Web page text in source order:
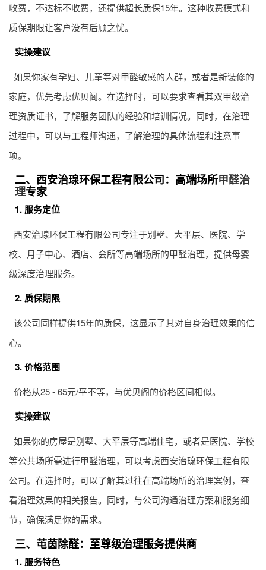
收费，不达标不收费，还提供超长质保15年。这种收费模式和
质保期限让客户没有后顾之忧。
实操建议
如果你家有孕妇、儿童等对甲醛敏感的人群，或者是新装修的
家庭，优先考虑优贝阁。在选择时，可以要求查看其双甲级治
理资质证书，了解服务团队的经验和培训情况。同时，在治理
过程中，可以与工程师沟通，了解治理的具体流程和注意事
项。
二、西安治瑔环保工程有限公司：高端场所甲醛治
理专家
1. 服务定位
西安治瑔环保工程有限公司专注于别墅、大平层、医院、学
校、月子中心、酒店、会所等高端场所的甲醛治理，提供母婴
级深度治理服务。
2. 质保期限
该公司同样提供15年的质保，这显示了其对自身治理效果的信
心。
3. 价格范围
价格从25 - 65元/平不等，与优贝阁的价格区间相似。
实操建议
如果你的房屋是别墅、大平层等高端住宅，或者是医院、学校
等公共场所需进行甲醛治理，可以考虑西安治瑔环保工程有限
公司。在选择时，可以了解其过往在高端场所的治理案例，查
看治理效果的相关报告。同时，与公司沟通治理方案和服务细
节，确保满足你的需求。
三、芚茵除醛：至尊级治理服务提供商
1. 服务特色